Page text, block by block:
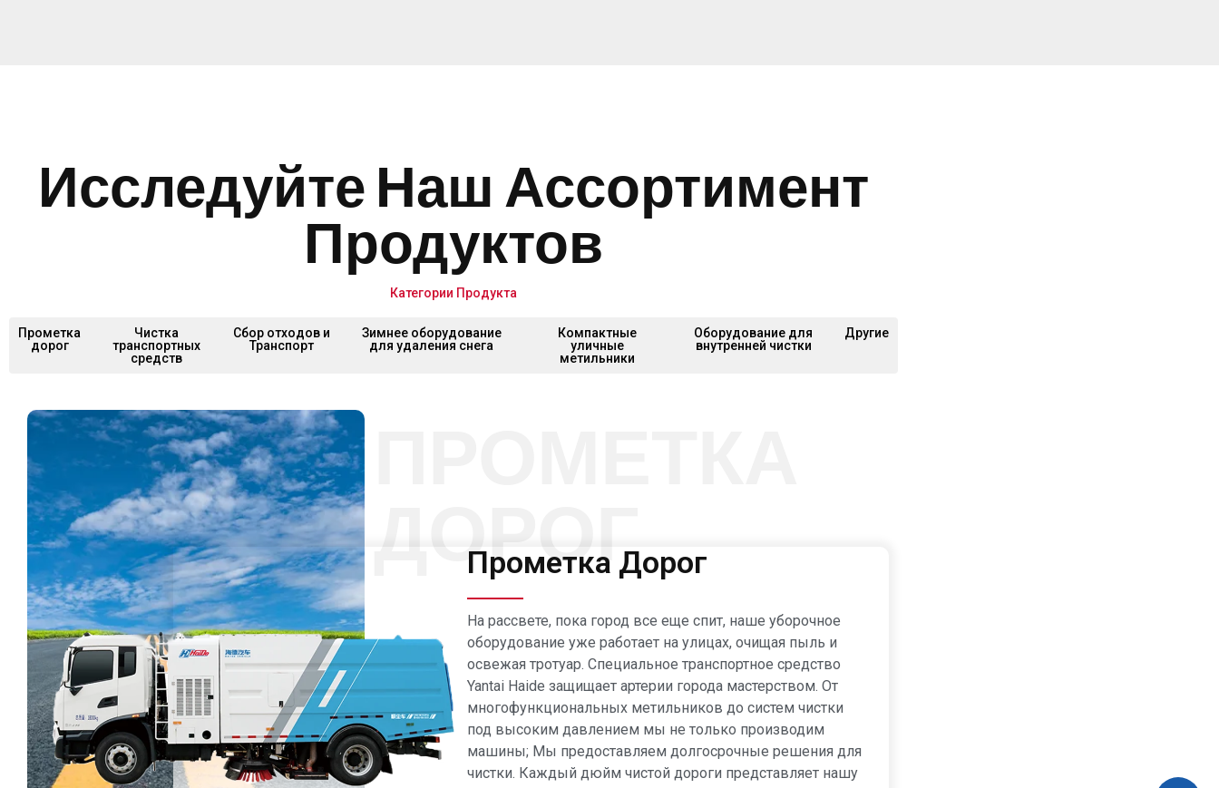
Исследуйте Наш Ассортимент
Продуктов
Категории Продукта
Прометка
дорог
Чистка
транспортных
средств
Сбор отходов и
Транспорт
Зимнее оборудование
для удаления снега
Компактные
уличные
метильники
Оборудование для
внутренней чистки
Другие
ДОРОГ
Прометка Дорог
На рассвете, пока город все еще спит, наше уборочное
оборудование уже работает на улицах, очищая пыль и
освежая тротуар. Специальное транспортное средство
Yantai Haide защищает артерии города мастерством. От
многофункциональных метильников до систем чистки
под высоким давлением мы не только производим
машины; Мы предоставляем долгосрочные решения для
чистки. Каждый дюйм чистой дороги представляет нашу